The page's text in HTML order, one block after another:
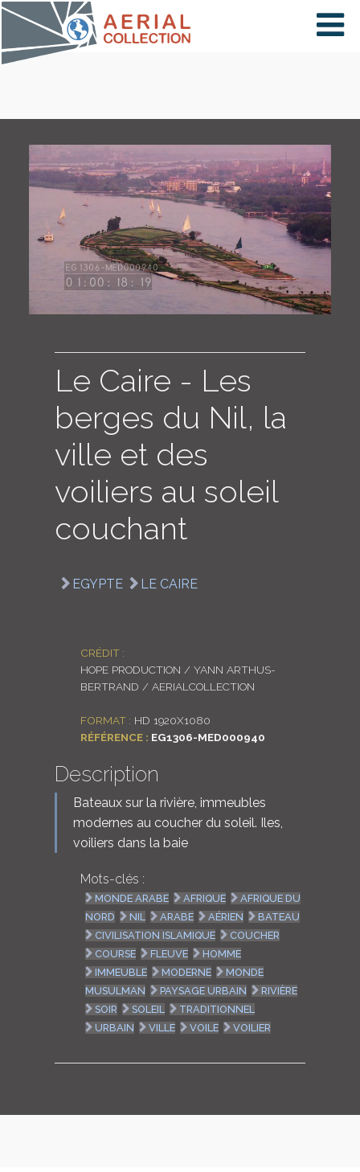
×
PAYS
CARTE
COLLECTIONS
ENGLISH
Le Caire - Les
berges du Nil, la
ville et des
voiliers au soleil
couchant
EGYPTE LE CAIRE
CRÉDIT :
HOPE PRODUCTION / YANN ARTHUS-
BERTRAND / AERIALCOLLECTION
FORMAT : HD 1920X1080
RÉFÉRENCE : EG1306-MED000940
Description
Bateaux sur la rivière, immeubles
modernes au coucher du soleil. Iles,
voiliers dans la baie
Mots-clés :
MONDE ARABE AFRIQUE
AFRIQUE DU
NORD
NIL ARABE AÉRIEN
BATEAU
CIVILISATION ISLAMIQUE
COUCHER
COURSE
FLEUVE
HOMME
IMMEUBLE
MODERNE
MONDE
MUSULMAN
PAYSAGE URBAIN
RIVIÈRE
SOIR
SOLEIL
TRADITIONNEL
URBAIN
VILLE VOILE VOILIER